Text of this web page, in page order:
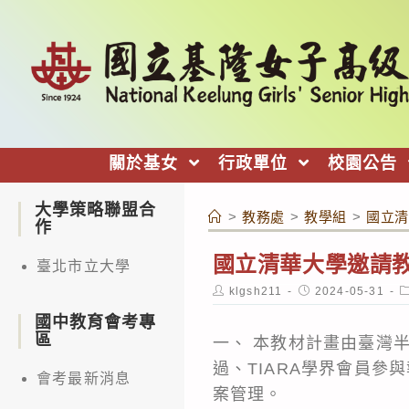
關於基女 行政單位 校園公告
> 教務處 > 教學組 > 國立
國立清華大學邀請
Post
author:
klgsh211
Post
published:
2024-05-31
一、 本教材計畫由臺灣
過、TIARA學界會員參
案管理。
大學策略聯盟合
作
臺北市立大學
國中教育會考專
區
會考最新消息